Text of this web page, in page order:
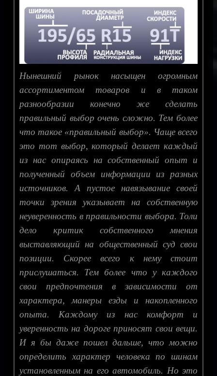
Нынешний рынок насыщен огромным
ассортиментом товаров и в таком
разнообразии конечно же сделать
правильный выбор очень сложно. Тем более
что такое «правильный выбор». Чаще всего
это тот выбор, который делает каждый
из нас опираясь на собственный опыт и
полученный объем информации из разных
источников. А пустое навязывание своей
точки зрения указывает на собственную
неуверенность в правильности выбора. Толи
дело критик собственного мнения
выставляющий на общественный суд свои
позиции. Скорее всего к нему стоит
прислушаться. Тем более что у каждого
свои предпочтения в зависимости от
характера, манеры езды и накопленного
опыта. Каждому из нас комфорт и
уверенность на дороге приносят свои вещи.
И я бы даже пошел дальше, что можно
определить характер человека по шинам
установленным на его автомобиль. Но это